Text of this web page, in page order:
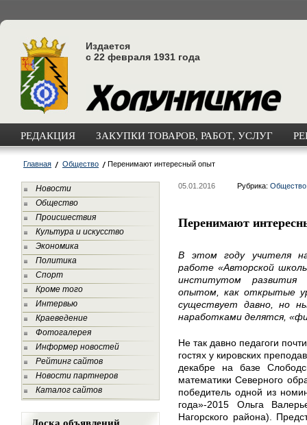
Издается
с 22 февраля 1931 года
РЕДАКЦИЯ ЗАКУПКИ ТОВАРОВ, РАБОТ, УСЛУГ
Главная Общество Перенимают интересный опыт
Новости
Общество
Происшествия
Культура и искусство
Экономика
Политика
Спорт
Кроме того
Интервью
Краеведение
Фотогалерея
Информер новостей
Рейтинг сайтов
Новости партнеров
Каталог сайтов
05.01.2016 Рубрика: Общество
Перенимают
В этом году учителя
работе «Авторской
институтом развития
опытом, как открытые
существует давно, но
наработками делятся,
Не так давно педагоги
гостях у кировских
декабре на базе
математики Северного
победитель одной из
года»-2015 Ольга
Нагорского района).